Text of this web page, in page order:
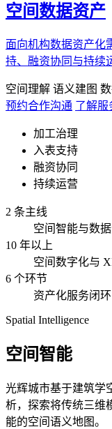
空间数据资产
面向机构数据资产化
持、融资协同与持续
空间理解 语义建图
预约合作沟通 了解服
加工治理
入表支持
融资协同
持续运营
2 条主线
空间智能与数
10 年以上
空间数字化与
6 个环节
资产化服务闭环
Spatial Intelligence
空间智能
光辉城市基于建筑学
析，探索将传统三维
能的空间语义地图。